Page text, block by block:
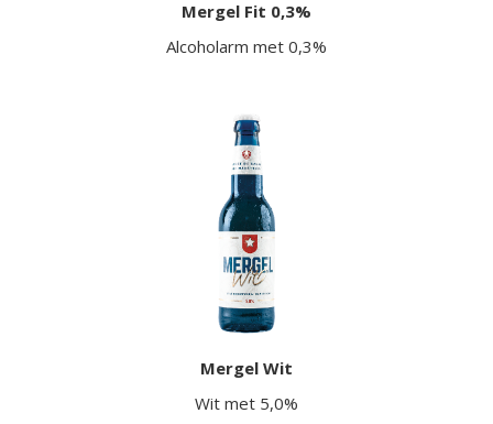
Mergel Fit 0,3%
Alcoholarm met 0,3%
Mergel Wit
Wit met 5,0%